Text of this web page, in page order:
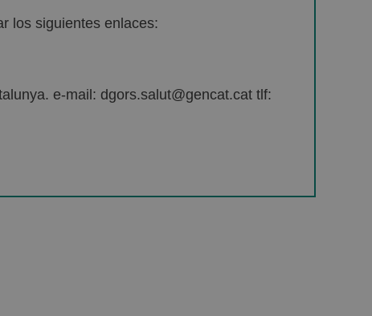
los siguientes enlaces:
e-mail: dgors.salut@gencat.cat tlf: